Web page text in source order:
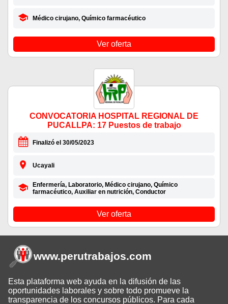
Médico cirujano, Químico farmacéutico
Ver oferta
CONVOCATORIA HOSPITAL REGIONAL DE
PUCALLPA: 17 Puestos de trabajo
Finalizó el 30/05/2023
Ucayali
Enfermería, Laboratorio, Médico cirujano, Químico
farmacéutico, Auxiliar en nutrición, Conductor
Ver oferta
www.perutrabajos.com
Esta plataforma web ayuda en la difusión de las
oportunidades laborales y sobre todo promueve la
transparencia de los concursos públicos. Para cada